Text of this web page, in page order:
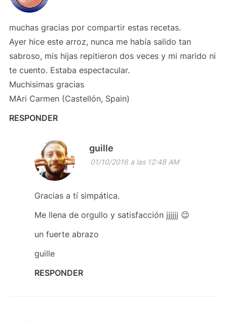
muchas gracias por compartir estas recetas.
Ayer hice este arroz, nunca me había salido tan
sabroso, mis hijas repitieron dos veces y mi marido ni
te cuento. Estaba espectacular.
Muchisimas gracias
MAri Carmen (Castellón, Spain)
RESPONDER
guille
01/10/2016 a las 12:48 AM
Gracias a tí simpática.
Me llena de orgullo y satisfacción jjjjjj 😉
un fuerte abrazo
guille
RESPONDER